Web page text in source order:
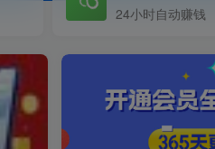
24小时自动赚钱